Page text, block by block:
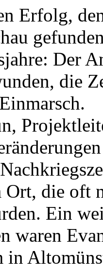
Erfolg,
Der
die
die oft
Ein
waren